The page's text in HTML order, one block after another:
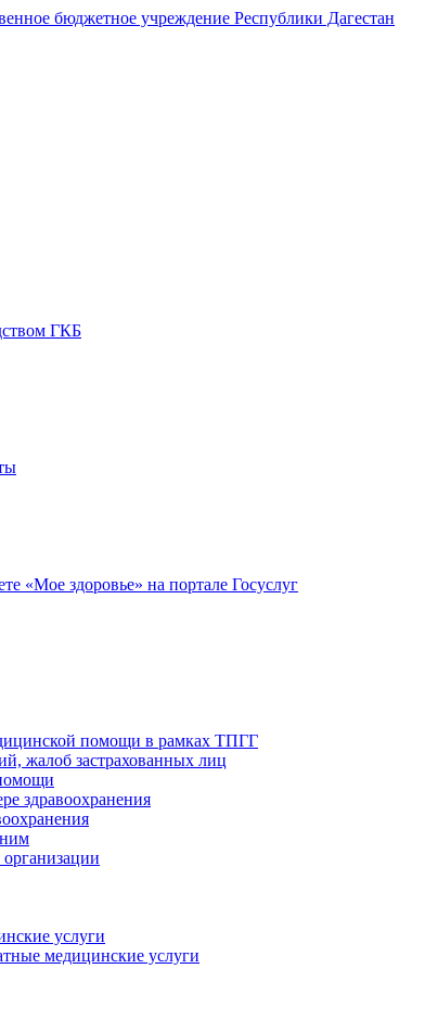
бюджетное учреждение Республики Дагестан
ГКБ
«Мое здоровье» на портале Госуслуг
помощи в рамках ТПГГ
жалоб застрахованных лиц
здравоохранения
услуги
медицинские услуги